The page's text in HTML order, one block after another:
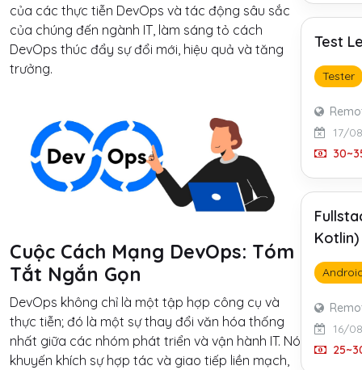
của các thực tiễn DevOps và tác động sâu sắc
của chúng đến ngành IT, làm sáng tỏ cách
DevOps thúc đẩy sự đổi mới, hiệu quả và tăng
trưởng.
Cuộc Cách Mạng DevOps: Tóm
Tắt Ngắn Gọn
DevOps không chỉ là một tập hợp công cụ và
thực tiễn; đó là một sự thay đổi văn hóa thống
nhất giữa các nhóm phát triển và vận hành IT. Nó
khuyến khích sự hợp tác và giao tiếp liền mạch,
Test
Tester
17/
16/